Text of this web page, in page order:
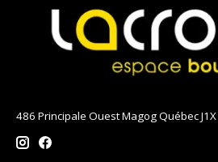
486 Principale Ouest Magog Québec